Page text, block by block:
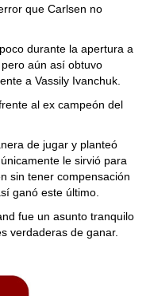
que Carlsen no
durante la apertura a
aún así obtuvo
a Vassily Ivanchuk.
al ex campeón del
de jugar y planteó
le sirvió para
sin tener compensación
ganó este último.
fue un asunto tranquilo
verdaderas de ganar.